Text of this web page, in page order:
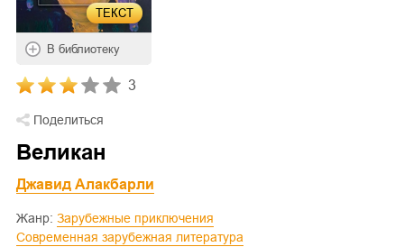
ТЕКСТ
В библиотеку
3
Поделиться
Великан
Джавид Алакбарли
Жанр:
Зарубежные приключения
Современная зарубежная литература